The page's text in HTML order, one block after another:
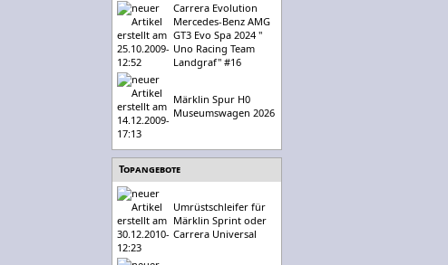
Carrera Evolution
Mercedes-Benz AMG
GT3 Evo Spa 2024 "
Uno Racing Team
Landgraf" #16
Märklin Spur H0
Museumswagen 2026
Topangebote
Umrüstschleifer für
Märklin Sprint oder
Carrera Universal